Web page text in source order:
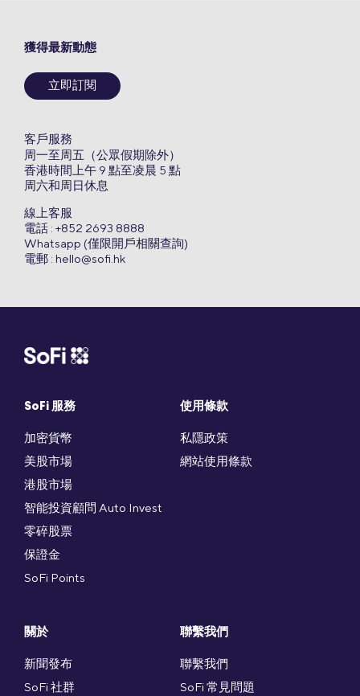
SoFi 服務
加密貨幣
美股市場
港股市場
智能投資顧問 Auto Invest
零碎股票
保證金
SoFi Points
使用條款
私隱政策
網站使用條款
關於
新聞發布
SoFi 社群
聯繫我們
聯繫我們
SoFi 常見問題
獲得最新動態
立即訂閱
客戶服務
周一至周五（公眾假期除外）
香港時間上午 9 點至凌晨 5 點
周六和周日休息
線上客服
電話 : +852 2693 8888
Whatsapp (僅限開戶相關查詢)
電郵 : hello@sofi.hk